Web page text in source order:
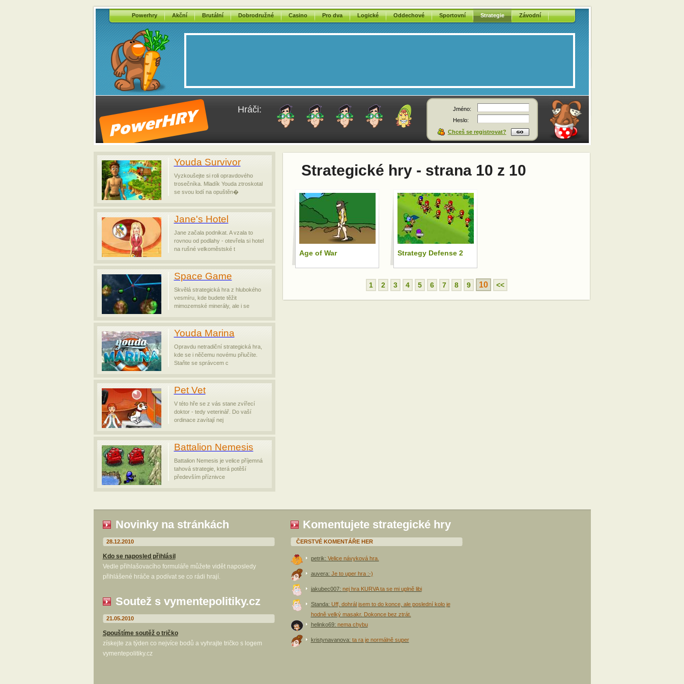
Powerhry Akční Brutální Dobrodružné Casino Pro dva Logické Oddechové Sportovní Strategie Závodní
Hráči:
Jméno:
Heslo:
Chceš se registrovat?
Youda Survivor
Vyzkoušejte si roli opravdového
trosečníka. Mladík Youda ztroskotal
se svou lodí na opuštěn�
Jane's Hotel
Jane začala podnikat. A vzala to
rovnou od podlahy - otevřela si hotel
na rušné velkoměstské t
Space Game
Skvělá strategická hra z hlubokého
vesmíru, kde budete těžit
mimozemské minerály, ale i se
Youda Marina
Opravdu netradiční strategická hra,
kde se i něčemu novému přiučíte.
Staňte se správcem c
Pet Vet
V této hře se z vás stane zvířecí
doktor - tedy veterinář. Do vaší
ordinace zavítají nej
Battalion Nemesis
Battalion Nemesis je velice příjemná
tahová strategie, která potěší
především příznivce
Strategické hry - strana 10 z 10
Age of War Strategy Defense 2
1 2 3 4 5 6 7 8 9 10 <<
Novinky na stránkách
28.12.2010
Kdo se naposled přihlásil
Vedle přihlašovacího formuláře můžete vidět naposledy
přihlášené hráče a podívat se co rádi hrají.
Soutež s vymentepolitiky.cz
21.05.2010
Spouštíme soutěž o tričko
získejte za týden co nejvíce bodů a vyhrajte tričko s logem
vymentepolitiky.cz
Komentujete strategické hry
ČERSTVÉ KOMENTÁŘE HER
petrik: Velice návyková hra.
auvera: Je to uper hra :-)
jakubec007: nej hra KURVA ta se mi uplně libi
Standa: Uff, dohrál jsem to do konce, ale poslední kolo je
hodně velký masakr. Dokonce bez ztrát.
helinko69: nema chybu
kristynavanova: ta ra je normálně super